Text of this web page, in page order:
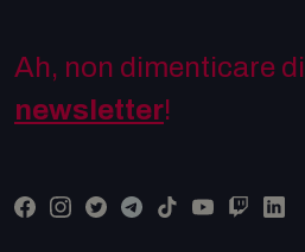
Ah, non dimenticare di
newsletter!